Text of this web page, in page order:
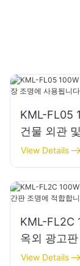
KML-FL05
건물 외관
용됩니다.
View Details
KML-FL2C
옥외 광고
적합합니다.
View Details